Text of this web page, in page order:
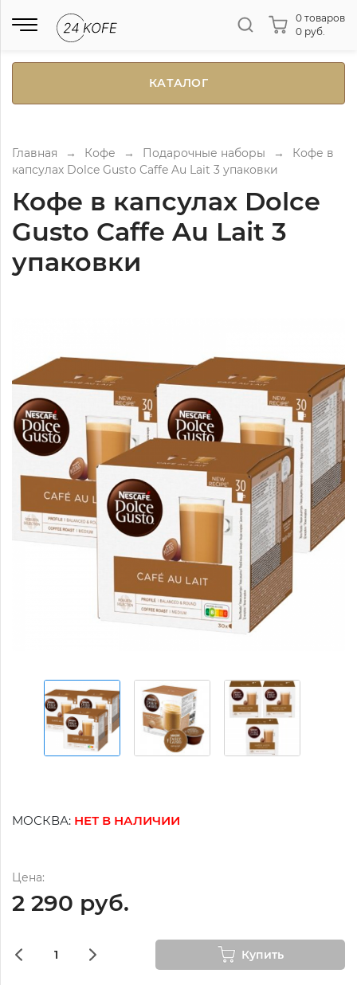
0 товаров
0 руб.
КАТАЛОГ
Главная → Кофе → Подарочные наборы →
Кофе в
капсулах Dolce Gusto Caffe Au Lait 3 упаковки
Кофе в капсулах Dolce
Gusto Caffe Au Lait 3
упаковки
МОСКВА: НЕТ В НАЛИЧИИ
Цена:
2 290 руб.
Купить